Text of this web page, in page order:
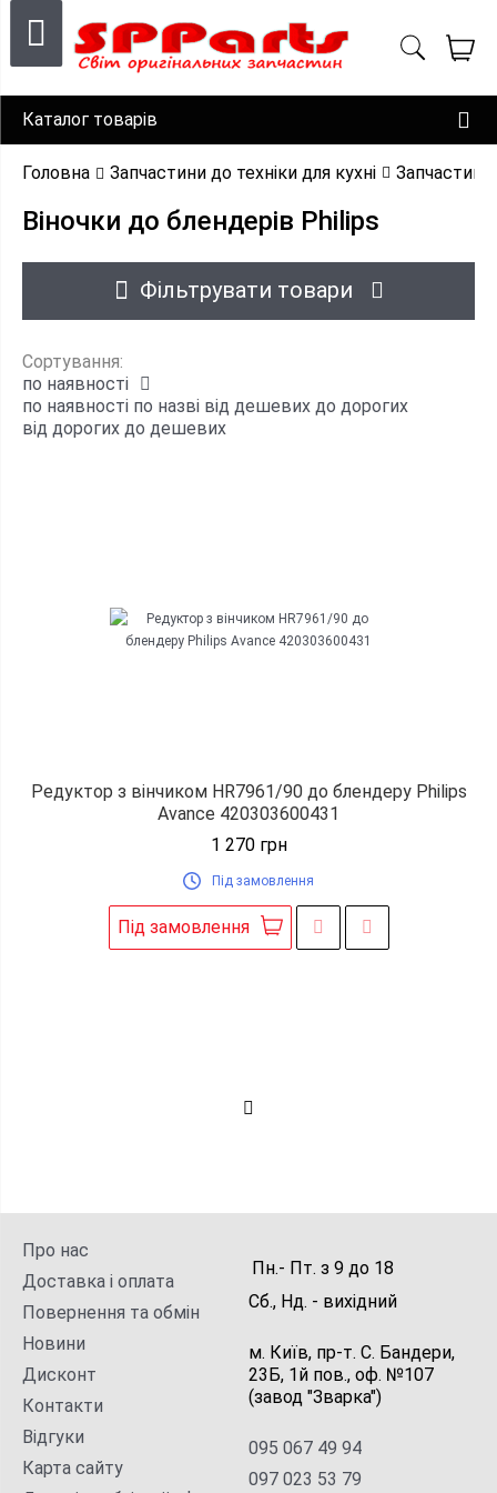
Каталог товарів
Головна Запчастини до техніки для кухні
Віночки до блендерів Philips
Фільтрувати товари
Сортування:
по наявності
по наявності по назві від дешевих до дорогих
від дорогих до дешевих
Редуктор з вінчиком HR7961/90 до блендеру Philips
Avance 420303600431
1 270грн
Під замовлення
Під замовлення
Про нас
Доставка і оплата
Повернення та обмін
Новини
Дисконт
Контакти
Відгуки
Карта сайту
Пн.- Пт. з 9 до 18
Сб., Нд. - вихідний
м. Київ, пр-т. С. Бандери,
23Б, 1й пов., оф. №107
(завод "Зварка")
095 067 49 94
097 023 53 79